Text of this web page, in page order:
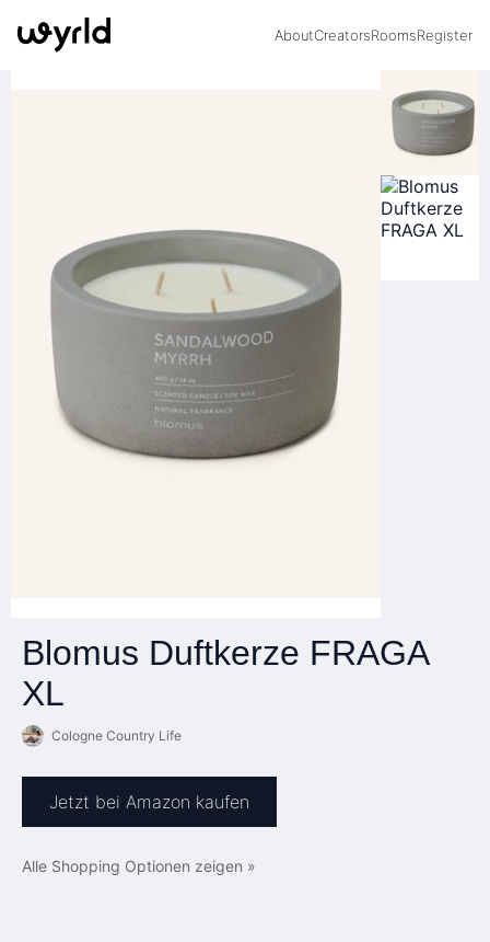
AboutCreatorsRoomsRegister
Blomus Duftkerze FRAGA
XL
Cologne Country Life
Jetzt bei Amazon kaufen
Alle Shopping Optionen zeigen »